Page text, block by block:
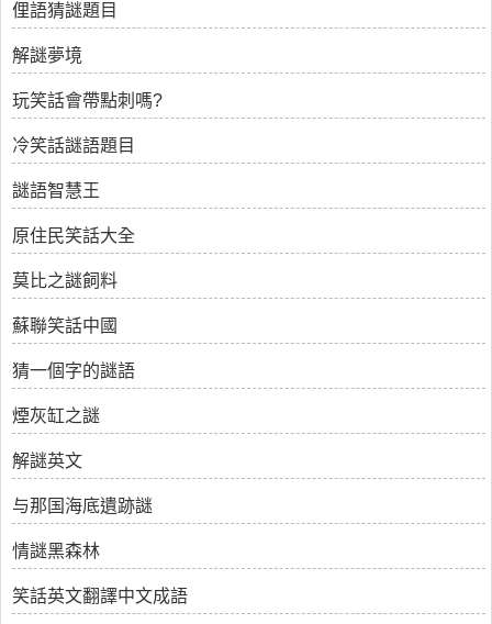
俚語猜謎題目
解謎夢境
玩笑話會帶點刺嗎?
冷笑話謎語題目
謎語智慧王
原住民笑話大全
莫比之謎飼料
蘇聯笑話中國
猜一個字的謎語
煙灰缸之謎
解謎英文
与那国海底遺跡謎
情謎黑森林
笑話英文翻譯中文成語